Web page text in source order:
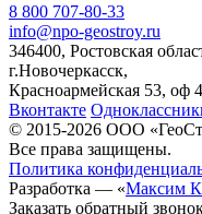
8 800 707-80-33
info@npo-geostroy.ru
346400, Ростовская
г.Новочеркасск,
Красноармейская 53, оф 4
Вконтакте
© 2015-2026 ООО
Все права защищены.
Политика
Разработка — «Максим
Заказать обратный